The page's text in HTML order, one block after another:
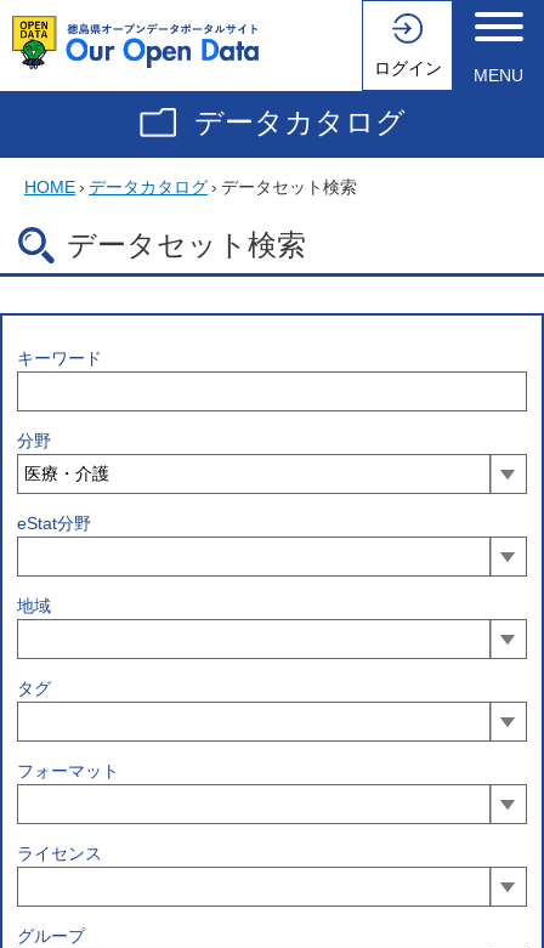
ログイン MENU
データカタログ
HOME› データカタログ› データセット検索
データセット検索
キーワード
分野
eStat分野
地域
タグ
フォーマット
ライセンス
グループ